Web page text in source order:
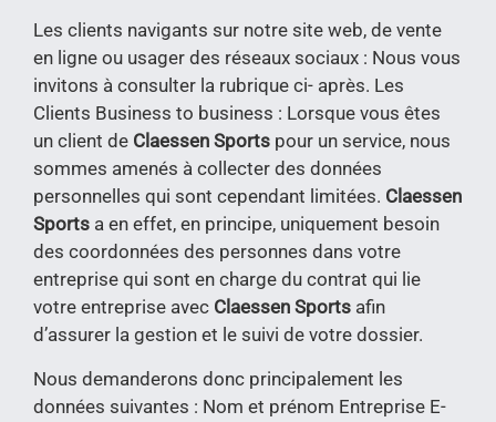
Les clients navigants sur notre site web, de vente
en ligne ou usager des réseaux sociaux : Nous vous
invitons à consulter la rubrique ci- après. Les
Clients Business to business : Lorsque vous êtes
un client de Claessen Sports pour un service, nous
sommes amenés à collecter des données
personnelles qui sont cependant limitées. Claessen
Sports a en effet, en principe, uniquement besoin
des coordonnées des personnes dans votre
entreprise qui sont en charge du contrat qui lie
votre entreprise avec Claessen Sports afin
d’assurer la gestion et le suivi de votre dossier.
Nous demanderons donc principalement les
données suivantes : Nom et prénom Entreprise E-